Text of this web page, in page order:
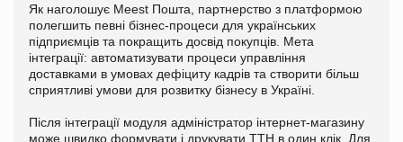
Як наголошує Meest Пошта, партнерство з платформою
полегшить певні бізнес-процеси для українських
підприємців та покращить досвід покупців. Мета
інтеграції: автоматизувати процеси управління
доставками в умовах дефіциту кадрів та створити більш
сприятливі умови для розвитку бізнесу в Україні.
Після інтеграції модуля адміністратор інтернет-магазину
може швидко формувати і друкувати ТТН в один клік. Для